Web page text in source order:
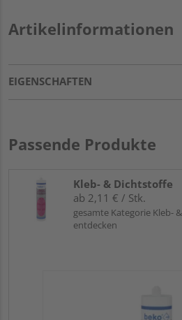
Artikelinformationen
EIGENSCHAFTEN
Passende Produkte
Kleb- & Dichtstoffe
ab 2,11 € / Stk.
gesamte Kategorie Kleb-
entdecken